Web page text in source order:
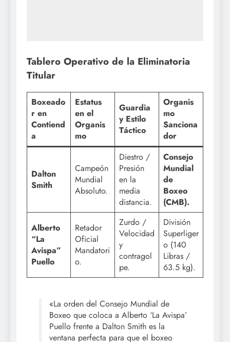
Tablero Operativo de la Eliminatoria
Titular
Boxeado
r en
Contiend
a
Estatus
en el
Organis
mo
Guardia
y Estilo
Táctico
Organis
mo
Sanciona
dor
Dalton
Smith
Campeón
Mundial
Absoluto.
Diestro /
Presión
en la
media
distancia.
Consejo
Mundial
de
Boxeo
(CMB).
Alberto
“La
Avispa”
Puello
Retador
Oficial
Mandatori
o.
Zurdo /
Velocidad
y
contragol
pe.
División
Superliger
o (140
Libras /
63.5 kg).
«La orden del Consejo Mundial de
Boxeo que coloca a Alberto ‘La Avispa’
Puello frente a Dalton Smith es la
ventana perfecta para que el boxeo